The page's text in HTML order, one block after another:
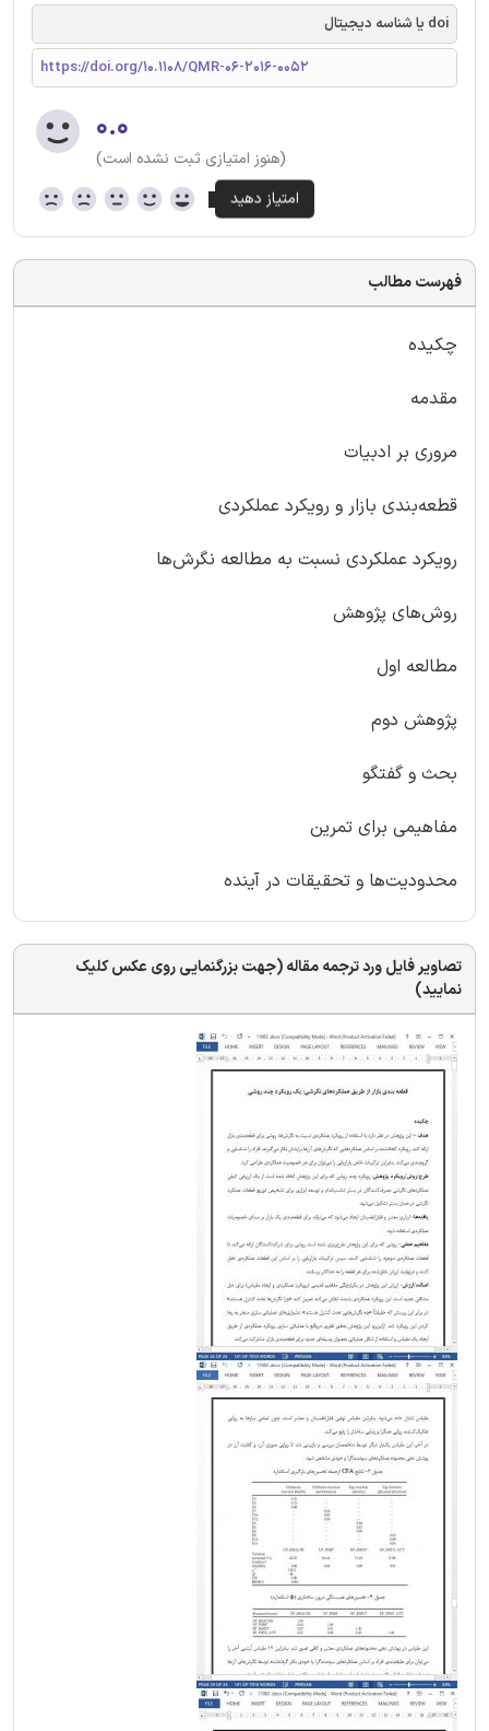
doi یا شناسه دیجیتال
https://doi.org/10.1108/QMR-06-2016-0052
۰.۰
(هنوز امتیازی ثبت نشده است)
فهرست مطالب
چکیده
مقدمه
مروری بر ادبیات
قطعه‌بندی بازار و رویکرد عملکردی
رویکرد عملکردی نسبت به مطالعه نگرش‌ها
روش‌های پژوهش
مطالعه اول
پژوهش دوم
بحث و گفتگو
مفاهیمی برای تمرین
محدودیت‌ها و تحقیقات در آینده
تصاویر فایل ورد ترجمه مقاله (جهت بزرگنمایی روی عکس کلیک
نمایید)